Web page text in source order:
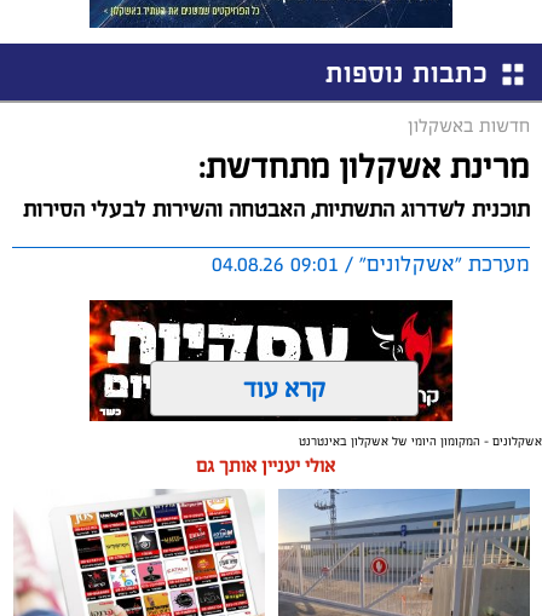
כתבות נוספות
חדשות באשקלון
מרינת אשקלון מתחדשת:
תוכנית לשדרוג התשתיות, האבטחה והשירות לבעלי הסירות
מערכת "אשקלונים" / 09:01 04.08.26
תגים:אשקלון, מרינה
החברה הכלכלית הציגה לנציגי בעלי כלי השייט במרינה
תוכנית השקעה מקיפה הכוללת שדרוג התשתיות, חיזוק
מערך האבטחה, הקמת תחנת דלק חדשה ושיפור השירותים.
מנכ"ל החכ"ל: "כל שקל שנגבה מבעלי הסירות חוזר בחזרה
קרא עוד
אשקלונים - המקומון היומי של אשקלון באינטרנט
אולי יעניין אותך גם